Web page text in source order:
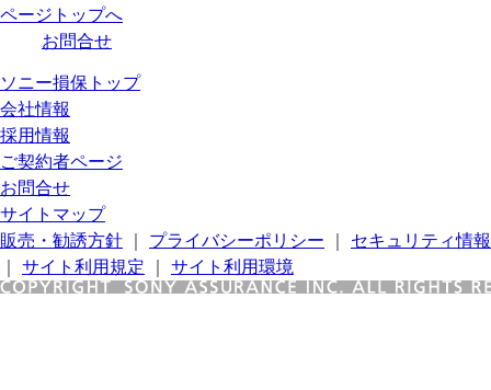
ページトップへ
お問合せ
ソニー損保トップ
会社情報
採用情報
ご契約者ページ
お問合せ
サイトマップ
販売・勧誘方針
プライバシーポリシー
セキュリティ情報
サイト利用規定 サイト利用環境